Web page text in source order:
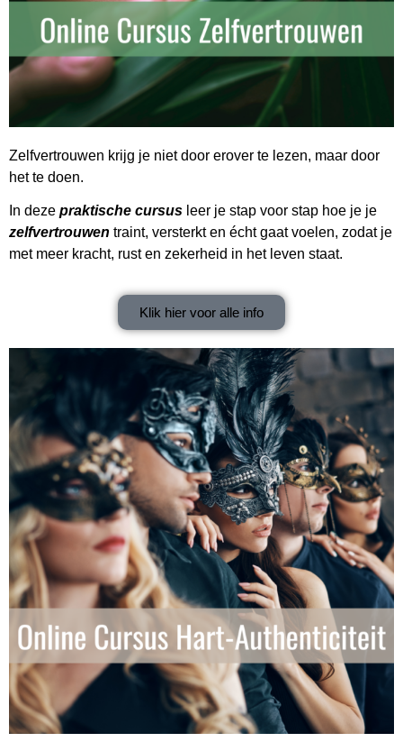
Zelfvertrouwen krijg je niet door erover te lezen, maar door
het te doen.
In deze praktische cursus leer je stap voor stap hoe je je
zelfvertrouwen traint, versterkt en écht gaat voelen, zodat je
met meer kracht, rust en zekerheid in het leven staat.
Klik hier voor alle info